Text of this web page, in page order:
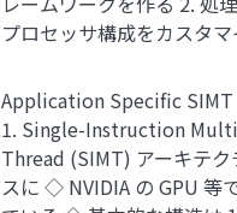
プロセッサ構成をカスタ
Application Specific SIMT
1. Single-Instruction
Thread (SIMT) アーキテク
スに ◇ NVIDIA の GPU 等